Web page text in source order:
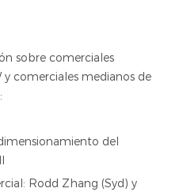
sobre comerciales
comerciales medianos de
del
Rodd Zhang (Syd) y